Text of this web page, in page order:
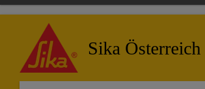
Sika Österreich